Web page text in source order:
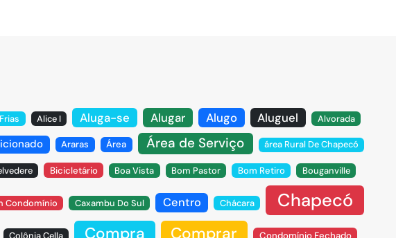
Alice I Aluga-se Alugar Alugo Aluguel Alvorada
Araras Área Área de Serviço área Rural De Chapecó
Bicicletário Boa Vista Bom Pastor Bom Retiro Bouganville
Condomínio Caxambu Do Sul Centro Chácara Chapecó
Colônia Cella Compra Comprar Condomínio Fechado